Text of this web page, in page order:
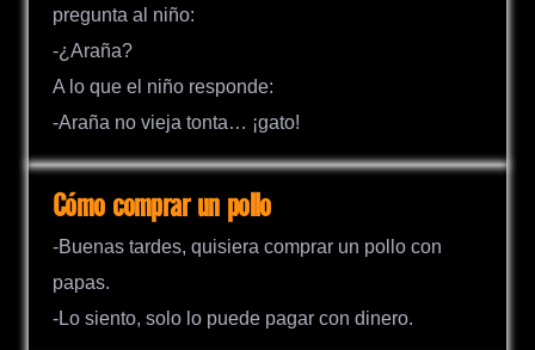
pregunta al niño:
-¿Araña?
A lo que el niño responde:
-Araña no vieja tonta… ¡gato!
Cómo comprar un pollo
-Buenas tardes, quisiera comprar un pollo con
papas.
-Lo siento, solo lo puede pagar con dinero.